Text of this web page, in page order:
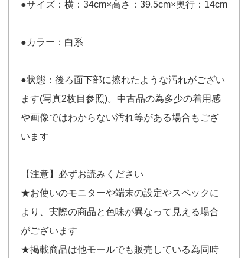
●サイズ：横：34cm×高さ：39.5cm×奥行：14cm
●カラー：白系
●状態：後ろ面下部に擦れたような汚れがござい
ます(写真2枚目参照)。中古品の為多少の着用感
や画像ではわからない汚れ等がある場合もござ
います
【注意】必ずお読みください
★お使いのモニターや端末の設定やスペックに
より、実際の商品と色味が異なって見える場合
がございます
★掲載商品は他モールでも販売している為同時